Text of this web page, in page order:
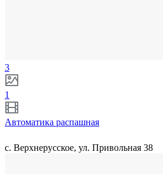
3
1
Автоматика распашная
с. Верхнерусское, ул. Привольная 38